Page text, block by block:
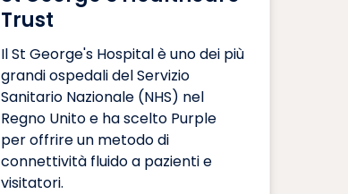
Trust
Il St George's Hospital è uno dei più
grandi ospedali del Servizio
Sanitario Nazionale (NHS) nel
Regno Unito e ha scelto Purple
per offrire un metodo di
connettività fluido a pazienti e
visitatori.